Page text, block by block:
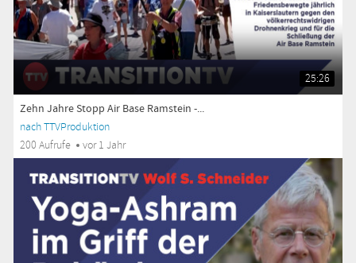
25:26
Zehn Jahre Stopp Air Base Ramstein -...
nach TTVProduktion
200 Aufrufe
vor 1 Jahr